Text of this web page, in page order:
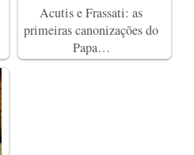
Acutis e Frassati: as
primeiras canonizações do
Papa…